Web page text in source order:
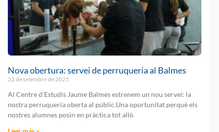
Nova obertura: servei de perruqueria al Balmes
22 de setembre de 2025
Al Centre d’Estudis Jaume Balmes estrenem un nou servei: la
nostra perruqueria oberta al públic.Una oportunitat perquè els
nostres alumnes posin en pràctica tot allò